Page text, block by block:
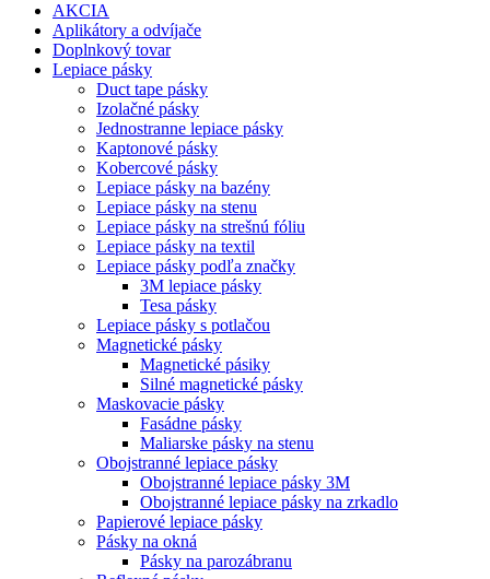
AKCIA
Aplikátory a odvíjače
Doplnkový tovar
Lepiace pásky
Duct tape pásky
Izolačné pásky
Jednostranne lepiace pásky
Kaptonové pásky
Kobercové pásky
Lepiace pásky na bazény
Lepiace pásky na stenu
Lepiace pásky na strešnú fóliu
Lepiace pásky na textil
Lepiace pásky podľa značky
3M lepiace pásky
Tesa pásky
Lepiace pásky s potlačou
Magnetické pásky
Magnetické pásiky
Silné magnetické pásky
Maskovacie pásky
Fasádne pásky
Maliarske pásky na stenu
Obojstranné lepiace pásky
Obojstranné lepiace pásky 3M
Obojstranné lepiace pásky na zrkadlo
Papierové lepiace pásky
Pásky na okná
Pásky na parozábranu